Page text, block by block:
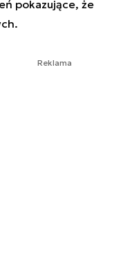
pokazujące, że
Reklama